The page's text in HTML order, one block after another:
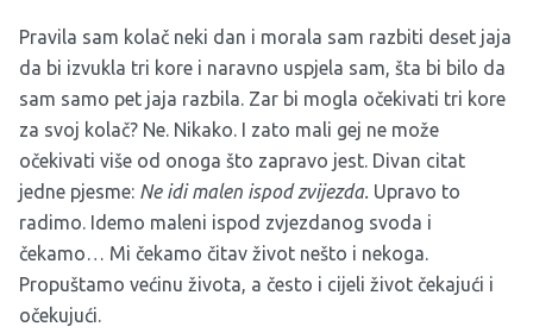
Pravila sam kolač neki dan i morala sam razbiti deset jaja
da bi izvukla tri kore i naravno uspjela sam, šta bi bilo da
sam samo pet jaja razbila. Zar bi mogla očekivati tri kore
za svoj kolač? Ne. Nikako. I zato mali gej ne može
očekivati više od onoga što zapravo jest. Divan citat
jedne pjesme: Ne idi malen ispod zvijezda. Upravo to
radimo. Idemo maleni ispod zvjezdanog svoda i
čekamo… Mi čekamo čitav život nešto i nekoga.
Propuštamo većinu života, a često i cijeli život čekajući i
očekujući.